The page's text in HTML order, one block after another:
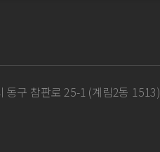
동구 참판로 25-1 (계림2동 1513)